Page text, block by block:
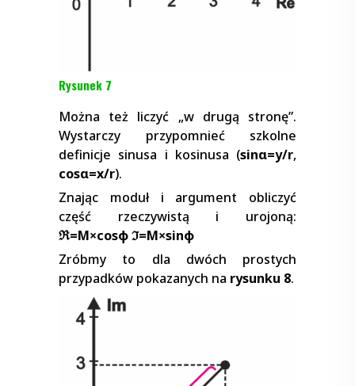
Rysunek 7
Można też liczyć „w drugą stronę”.
Wystarczy przypomnieć szkolne
definicje sinusa i kosinusa (sinα=y/r,
cosα=x/r).
Znając moduł i argument obliczyć
część rzeczywistą i urojoną:
ℜ=M×cosφ ℑ=M×sinφ
Zróbmy to dla dwóch prostych
przypadków pokazanych na rysunku 8.